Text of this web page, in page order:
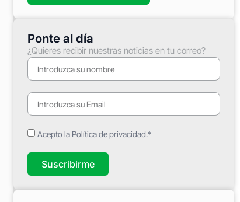
Ponte al día
¿Quieres recibir nuestras noticias en tu correo?
Acepto la Política de privacidad.*
Suscribirme